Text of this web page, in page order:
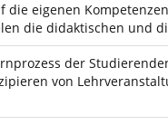
die eigenen
die didaktischen und
der
von